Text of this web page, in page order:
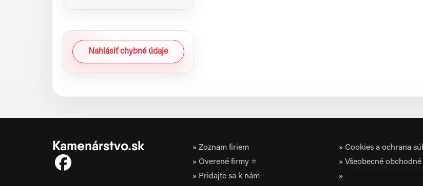
Nahlásiť chybné údaje
Kamenárstvo.sk
Zoznam firiem
Overené firmy ⭐
Pridajte sa k nám
Cookies a ochrana
Všeobecné